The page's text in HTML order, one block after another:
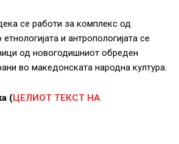
се работи за комплекс од
и антропологијата се
од новогодишниот обреден
во македонската народна култура.
(ЦЕЛИОТ ТЕКСТ НА